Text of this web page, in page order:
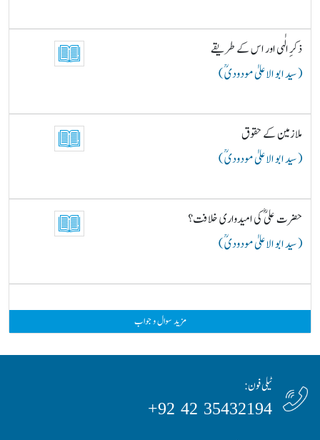
ذکرِ الٰہی اور اس کے طریقے
( سید ابو الاعلیٰ مودودیؒ )
ملازمین کے حقوق
( سید ابو الاعلیٰ مودودیؒ )
حضرت علیؓ کی امیدواری خلافت؟
( سید ابو الاعلیٰ مودودیؒ )
مزید سوال و جواب
ٹیلی فون:
35432194 42 92+